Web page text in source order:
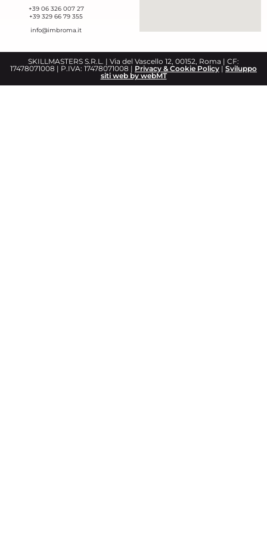
+39 06 326 007 27
+39 329 66 79 355‬
info@imbroma.it
SKILLMASTERS S.R.L. | Via del Vascello 12, 00152, Roma | CF:
17478071008 | P.IVA: 17478071008 | Privacy & Cookie Policy |Sviluppo
siti web by webMT